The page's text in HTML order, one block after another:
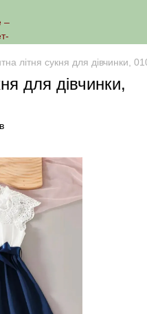
літня сукня для дівчинки,
для дівчинки,